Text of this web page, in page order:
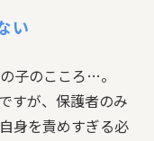
い
子のこころ…。
すが、保護者のみ
身を責めすぎる必